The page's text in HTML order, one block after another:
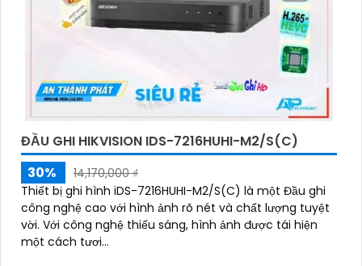
ĐẦU GHI HIKVISION IDS-7216HUHI-M2/S(C)
30%
14,170,000 ₫
Thiết bị ghi hình iDS-7216HUHI-M2/S(C) là một Đầu ghi
công nghệ cao với hình ảnh rõ nét và chất lượng tuyệt
vời. Với công nghệ thiếu sáng, hình ảnh được tái hiện
một cách tươi...